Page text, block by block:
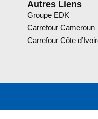
Autres Liens
Groupe EDK
Carrefour Cameroun
Carrefour Côte